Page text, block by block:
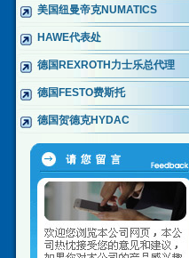
美国纽曼帝克NUMATICS
HAWE代表处
德国REXROTH力士乐总代理
德国FESTO费斯托
德国贺德克HYDAC